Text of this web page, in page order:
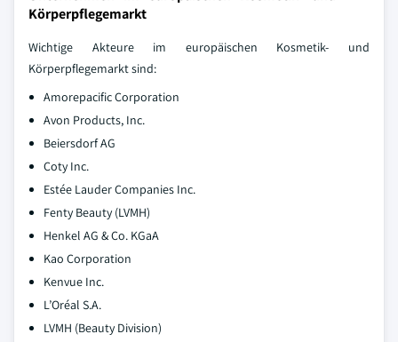
Körperpflegemarkt
Wichtige Akteure im europäischen Kosmetik- und
Körperpflegemarkt sind:
Amorepacific Corporation
Avon Products, Inc.
Beiersdorf AG
Coty Inc.
Estée Lauder Companies Inc.
Fenty Beauty (LVMH)
Henkel AG & Co. KGaA
Kao Corporation
Kenvue Inc.
L’Oréal S.A.
LVMH (Beauty Division)